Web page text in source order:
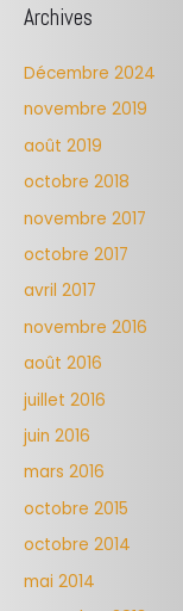
Archives
Décembre 2024
novembre 2019
août 2019
octobre 2018
novembre 2017
octobre 2017
avril 2017
novembre 2016
août 2016
juillet 2016
juin 2016
mars 2016
octobre 2015
octobre 2014
mai 2014